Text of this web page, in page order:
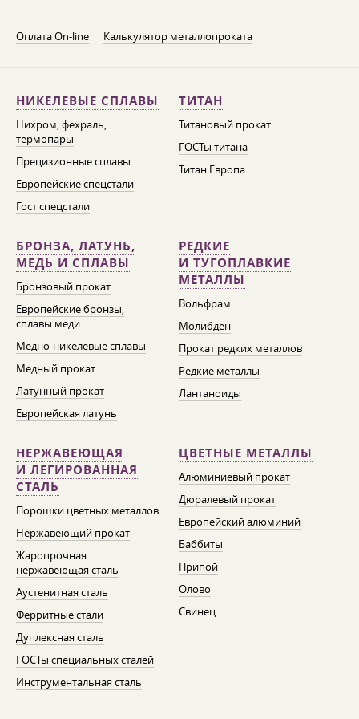
Оплата On-line Калькулятор металлопроката
НИКЕЛЕВЫЕ СПЛАВЫ
Нихром, фехраль,
термопары
Прецизионные сплавы
Европейские спецстали
Гост спецстали
ТИТАН
Титановый прокат
ГОСТы титана
Титан Европа
БРОНЗА, ЛАТУНЬ,
МЕДЬ И СПЛАВЫ
Бронзовый прокат
Европейские бронзы,
сплавы меди
Медно-никелевые сплавы
Медный прокат
Латунный прокат
Европейская латунь
РЕДКИЕ
И ТУГОПЛАВКИЕ
МЕТАЛЛЫ
Вольфрам
Молибден
Прокат редких металлов
Редкие металлы
Лантаноиды
НЕРЖАВЕЮЩАЯ
И ЛЕГИРОВАННАЯ
СТАЛЬ
Порошки цветных металлов
Нержавеющий прокат
Жаропрочная
нержавеющая сталь
Аустенитная сталь
Ферритные стали
Дуплексная сталь
ГОСТы специальных сталей
Инструментальная сталь
ЦВЕТНЫЕ МЕТАЛЛЫ
Алюминиевый прокат
Дюралевый прокат
Европейский алюминий
Баббиты
Припой
Олово
Свинец